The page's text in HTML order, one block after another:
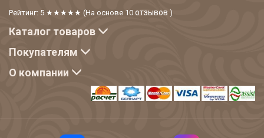
Рейтинг: 5 ★★★★★ (На основе 10 отзывов )
Каталог товаров
Покупателям
О компании